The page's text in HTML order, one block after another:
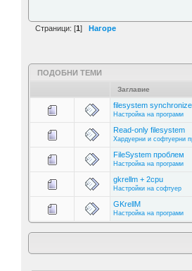
Страници: [1] Нагоре
ПОДОБНИ ТЕМИ
Заглавие
filesystem synchronize
Настройка на програми
Read-only filesystem
Хардуерни и софтуерни
FileSystem проблем
Настройка на програми
gkrellm + 2cpu
Настройки на софтуер
GKrellM
Настройка на програми